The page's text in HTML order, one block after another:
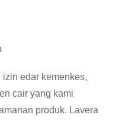
edar kemenkes,
cair yang kami
produk. Lavera